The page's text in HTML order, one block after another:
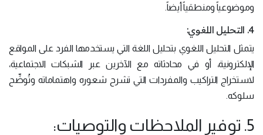
وموضوعياً ومنطقياً أيضاً.
4. التحليل اللغوي:
يتمثل التحليل اللغوي بتحليل اللغة التي يستخدمها الفرد على المواقع
الإلكترونية، أو في محادثاته مع الآخرين عبر الشبكات الاجتماعية،
لاستخراج التراكيب والمفردات التي تشرح شعوره واهتماماته وتُوضِّح
سلوكه.
5. توفير الملاحظات والتوصيات: